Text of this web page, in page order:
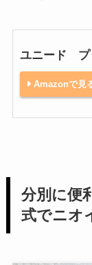
ユニード プ
Amazonで見
分別に便
式でニオ